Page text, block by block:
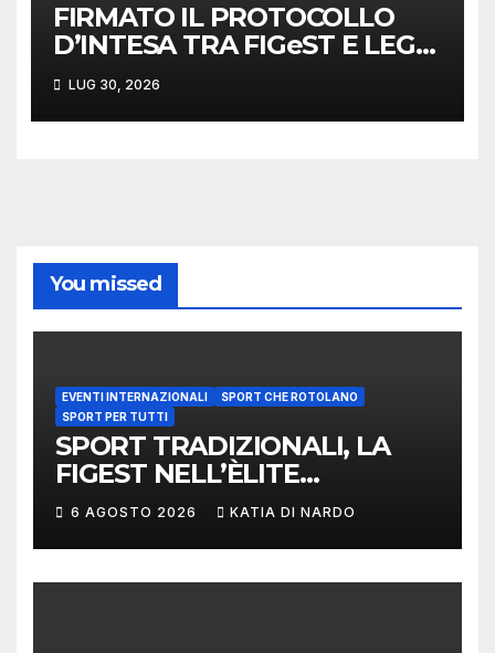
FIRMATO IL PROTOCOLLO
D’INTESA TRA FIGeST E LEGA
NAZIONALE DILETTANTI
LUG 30, 2026
You missed
EVENTI INTERNAZIONALI
SPORT CHE ROTOLANO
SPORT PER TUTTI
SPORT TRADIZIONALI, LA
FIGEST NELL’ÈLITE
MONDIALE: LA
DELEGAZIONE ITALIANA
PROTAGONISTA AL
CONVEGNO TAFISA A
6 AGOSTO 2026 KATIA DI NARDO